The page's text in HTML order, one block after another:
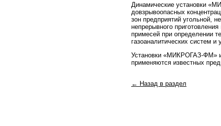
Динамические установки
довзрывоопасных
зон предприятий угольной,
непрерывного
примесей при определении
газоаналитических систем и
Установки «МИКРОГАЗ-ФМ»
применяются известных
← Назад в раздел